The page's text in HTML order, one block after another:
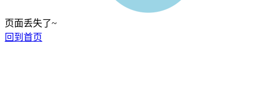
页面丢失了~
回到首页